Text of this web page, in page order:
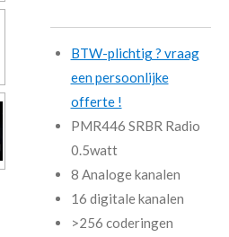
BTW-plichtig ? vraag
een persoonlijke
offerte !
PMR446 SRBR Radio
0.5watt
8 Analoge kanalen
16 digitale kanalen
>256 coderingen